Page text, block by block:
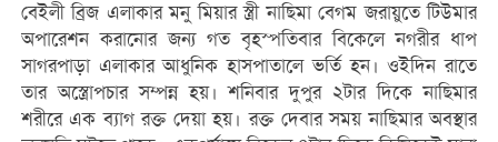
বেইলী ব্রিজ এলাকার মনু মিয়ার স্ত্রী নাছিমা বেগম জরায়ুতে টিউমার
অপারেশন করানোর জন্য গত বৃহস্পতিবার বিকেলে নগরীর ধাপ
সাগরপাড়া এলাকার আধুনিক হাসপাতালে ভর্তি হন। ওইদিন রাতে
তার অস্ত্রোপচার সম্পন্ন হয়। শনিবার দুপুর ২টার দিকে নাছিমার
শরীরে এক ব্যাগ রক্ত দেয়া হয়। রক্ত দেবার সময় নাছিমার অবস্থার